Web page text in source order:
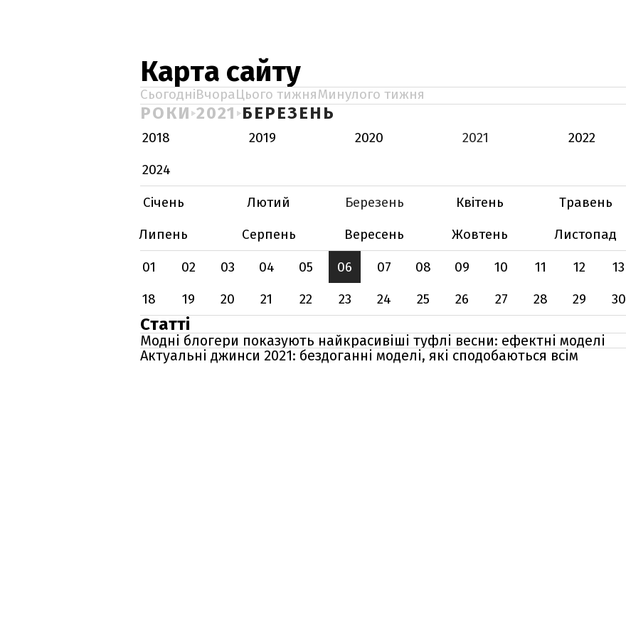
Карта сайту
СьогодніВчораЦього тижняМинулого тижня
РОКИ 2021 БЕРЕЗЕНЬ
2018 2019 2020 2021 2022
2024
Січень
Лютий Березень Квітень Травень
Липень
Серпень Вересень Жовтень Листопад
01
02 03 04 05 06 07 08 09 10 11 12 13
18
19 20 21 22 23 24 25 26 27 28 29 30
Статті
Модні блогери показують найкрасивіші туфлі весни: ефектні моделі
Актуальні джинси 2021: бездоганні моделі, які сподобаються всім